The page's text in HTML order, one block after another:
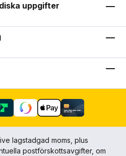
uppgifter
lagstadgad moms, plus
postförskottsavgifter, om